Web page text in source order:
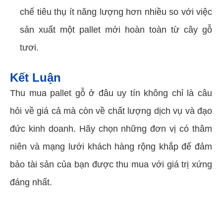
chế tiêu thụ ít năng lượng hơn nhiều so với việc
sản xuất một pallet mới hoàn toàn từ cây gỗ
tươi.
Kết Luận
Thu mua pallet gỗ ở đâu uy tín không chỉ là câu
hỏi về giá cả mà còn về chất lượng dịch vụ và đạo
đức kinh doanh. Hãy chọn những đơn vị có thâm
niên và mạng lưới khách hàng rộng khắp để đảm
bảo tài sản của bạn được thu mua với giá trị xứng
đáng nhất.